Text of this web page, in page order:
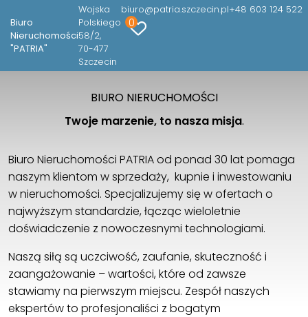
Biuro
Nieruchomości
"PATRIA"
Wojska
Polskiego
58/2
70-477
Szczecin
biuro@patria.szczecin.pl+48 603 124 522
0
BIURO NIERUCHOMOŚCI
Twoje marzenie, to nasza misja.
Biuro Nieruchomości PATRIA od ponad 30 lat pomaga
naszym klientom w sprzedaży, kupnie i inwestowaniu
w nieruchomości. Specjalizujemy się w ofertach o
najwyższym standardzie, łącząc wieloletnie
doświadczenie z nowoczesnymi technologiami.
Naszą siłą są uczciwość, zaufanie, skuteczność i
zaangażowanie – wartości, które od zawsze
stawiamy na pierwszym miejscu. Zespół naszych
ekspertów to profesjonaliści z bogatym